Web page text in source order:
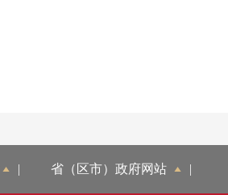
| 省（区市）政府网站 |